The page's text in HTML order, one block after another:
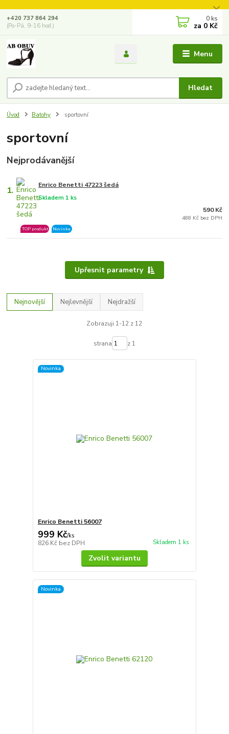
Menu
Hledat
+420 737 864 294
(Po-Pá, 9-16 hod.)
0 ks
za 0 Kč
Úvod Batohy sportovní
sportovní
Nejprodávanější
1. Enrico Benetti 47223 šedá
Skladem 1 ks
TOP produkt Novinka
590 Kč
488 Kč bez DPH
Upřesnit parametry
Nejnovější Nejlevnější Nejdražší
Zobrazuji 1-12 z 12
strana z 1
Novinka
Enrico Benetti 56007
999 Kč/ks
826 Kč bez DPH Skladem 1 ks
Zvolit variantu
Novinka